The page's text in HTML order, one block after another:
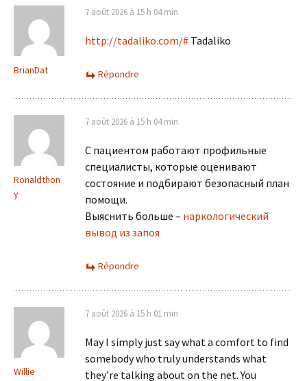
BrianDat
7 août 2026 à 15 h 04 min
http://tadaliko.com/# Tadaliko
Répondre
Ronaldthon
y
7 août 2026 à 15 h 04 min
С пациентом работают профильные
специалисты, которые оценивают
состояние и подбирают безопасный план
помощи.
Выяснить больше – наркологический
вывод из запоя
Répondre
Willie
7 août 2026 à 15 h 01 min
May I simply just say what a comfort to find
somebody who truly understands what
they’re talking about on the net. You